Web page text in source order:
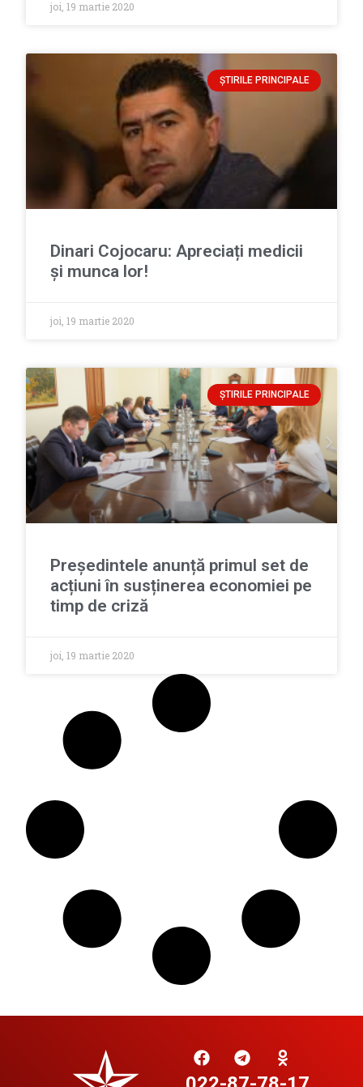
joi, 19 martie 2020
ȘTIRILE PRINCIPALE
Dinari Cojocaru: Apreciați medicii
și munca lor!
joi, 19 martie 2020
ȘTIRILE PRINCIPALE
Președintele anunță primul set de
acțiuni în susținerea economiei pe
timp de criză
joi, 19 martie 2020